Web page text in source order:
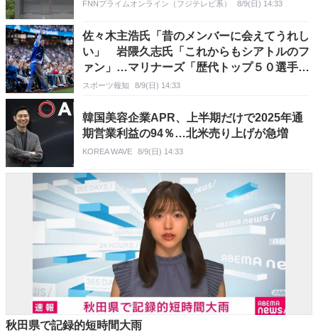
FNNプライムオンライン（フジテレビ系） 8/9(日) 14:33
佐々木主浩氏「昔のメンバーに会えてうれし
い」 岩隈久志氏「これからもシアトルのフ
ァン」…マリナーズ「歴代トップ５０選手」
にイチロー氏と日本から３選手選出
スポーツ報知 8/9(日) 14:33
韓国美容企業APR、上半期だけで2025年通
期営業利益の94％…北米売り上げが急増
KOREA WAVE 8/9(日) 14:33
秋田県で記録的短時間大雨